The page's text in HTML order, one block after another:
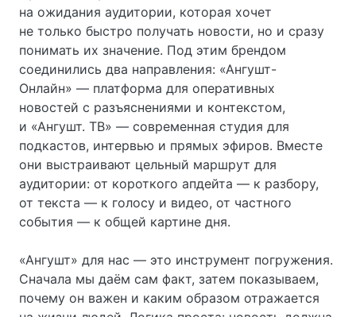
на ожидания аудитории, которая хочет
не только быстро получать новости, но и сразу
понимать их значение. Под этим брендом
соединились два направления: «Ангушт-
Онлайн» — платформа для оперативных
новостей с разъяснениями и контекстом,
и «Ангушт. ТВ» — современная студия для
подкастов, интервью и прямых эфиров. Вместе
они выстраивают цельный маршрут для
аудитории: от короткого апдейта — к разбору,
от текста — к голосу и видео, от частного
события — к общей картине дня.
«Ангушт» для нас — это инструмент погружения.
Сначала мы даём сам факт, затем показываем,
почему он важен и каким образом отражается